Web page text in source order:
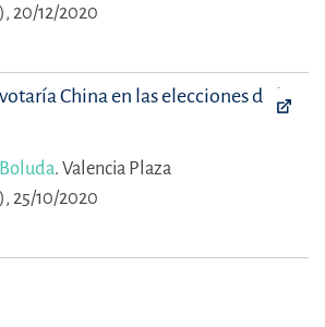
20/12/2020
China en las elecciones de los
. Valencia Plaza
25/10/2020